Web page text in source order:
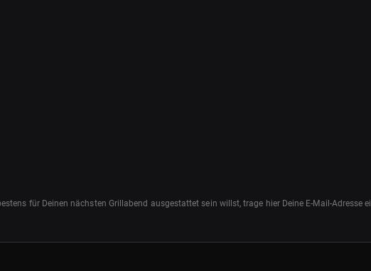
für Deinen nächsten Grillabend ausgestattet sein willst, trage hier Deine E-Mail-Adresse